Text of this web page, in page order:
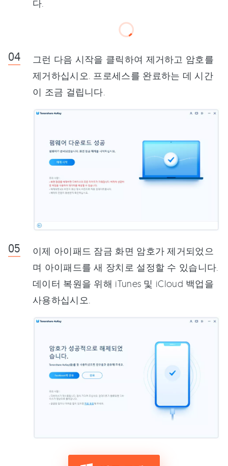
다.
그런 다음 시작을 클릭하여 제거하고 암호를
제거하십시오. 프로세스를 완료하는 데 시간
이 조금 걸립니다.
이제 아이패드 잠금 화면 암호가 제거되었으
며 아이패드를 새 장치로 설정할 수 있습니다.
데이터 복원을 위해 iTunes 및 iCloud 백업을
사용하십시오.